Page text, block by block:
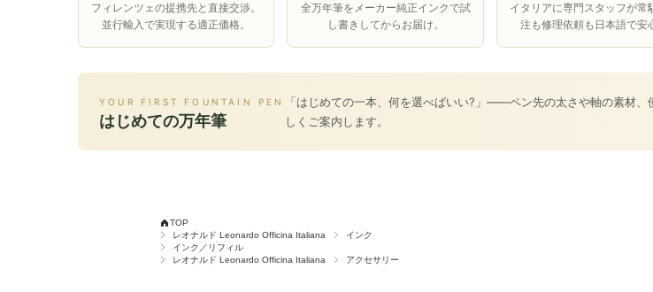
フィレンツェの提携先と直接交渉。
並行輸入で実現する適正価格。
全万年筆をメーカー純正インクで試
し書きしてからお届け。
イタリアに専門スタッフが常
注も修理依頼も日本語で安
YOUR FIRST FOUNTAIN PEN
はじめての万年筆
「はじめての一本、何を選べばいい?」――ペン先の太さや軸の素材、
しくご案内します。
TOP
レオナルド Leonardo Officina Italiana
インク
インク／リフィル
レオナルド Leonardo Officina Italiana
アクセサリー